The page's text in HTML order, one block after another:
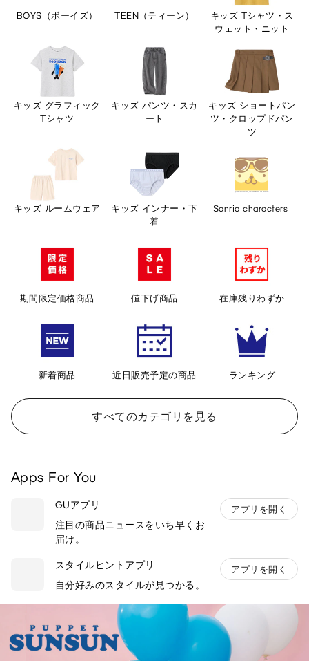
BOYS（ボーイズ） TEEN（ティーン）
キッズ Tシャツ・ス
ウェット・ニット
キッズ グラフィック
Tシャツ
キッズ パンツ・スカ
ート
キッズ ショートパン
ツ・クロップドパン
ツ
キッズ ルームウェア
キッズ インナー・下
着
Sanrio ​characters ​
期間限定価格商品 値下げ商品 在庫残りわずか
新着商品 近日販売予定の商品 ランキング
すべてのカテゴリを見る
Apps For You
GUアプリ
注目の商品ニュースをいち早くお
届け。
アプリを開く
スタイルヒントアプリ
自分好みのスタイルが見つかる。
アプリを開く